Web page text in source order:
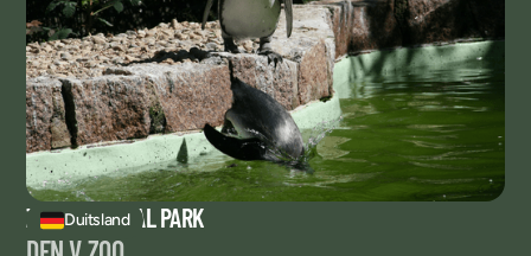
Duitsland
ZITTAU ANIMAL PARK